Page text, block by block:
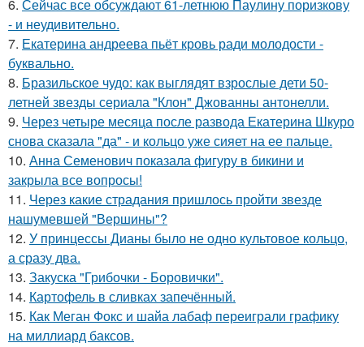
6. Сейчас все обсуждают 61-летнюю Паулину поризкову
- и неудивительно.
7. Екатерина андреева пьёт кровь ради молодости -
буквально.
8. Бразильское чудо: как выглядят взрослые дети 50-
летней звезды сериала "Клон" Джованны антонелли.
9. Через четыре месяца после развода Екатерина Шкуро
снова сказала "да" - и кольцо уже сияет на ее пальце.
10. Анна Семенович показала фигуру в бикини и
закрыла все вопросы!
11. Через какие страдания пришлось пройти звезде
нашумевшей "Вершины"?
12. У принцессы Дианы было не одно культовое кольцо,
а сразу два.
13. Закуска "Грибочки - Боровички".
14. Картофель в сливках запечённый.
15. Как Меган Фокс и шайа лабаф переиграли графику
на миллиард баксов.